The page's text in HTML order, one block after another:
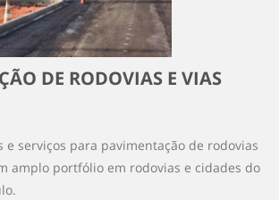
DE RODOVIAS E VIAS
e serviços para pavimentação de rodovias
amplo portfólio em rodovias e cidades do